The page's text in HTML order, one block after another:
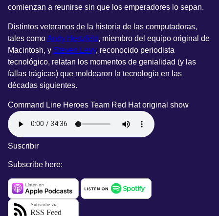
comienzan a reunirse sin que los emperadores lo sepan.
Distintos veteranos de la historia de las computadoras,
tales comoAndy Hertzfeld, miembro del equipo original de
Macintosh, y Steven Levy, reconocido periodista
tecnológico, relatan los momentos de genialidad (y las
fallas trágicas) que moldearon la tecnología en las
décadas siguientes.
Command Line Heroes Team Red Hat original show
Suscribir
Subscribe here: